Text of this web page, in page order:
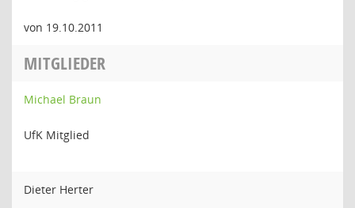
von 19.10.2011
MITGLIEDER
Michael Braun
UfK Mitglied
Dieter Herter